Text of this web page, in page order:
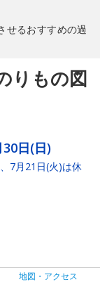
せるおすすめの過
りもの図
日(日)
7月21日(火)は休
地図・アクセス